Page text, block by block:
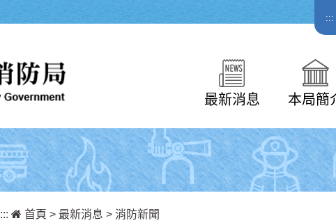
:::
最新消息 本局簡
::: 首頁 > 最新消息 > 消防新聞